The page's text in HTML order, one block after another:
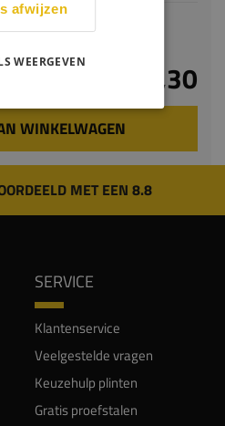
€ 43,30
WINKELWAGEN
MET EEN 8.8
SERVICE
Klantenservice
Veelgestelde vragen
Keuzehulp plinten
Gratis proefstalen
afwijzen
WEERGEVEN